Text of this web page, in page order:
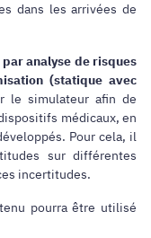
dans les arrivées de
analyse de risques
(statique avec
le simulateur afin de
médicaux, en
Pour cela, il
sur différentes
incertitudes.
pourra être utilisé